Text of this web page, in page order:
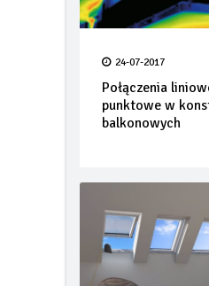
24-07-2017
Połączenia
punktowe w
balkonowych